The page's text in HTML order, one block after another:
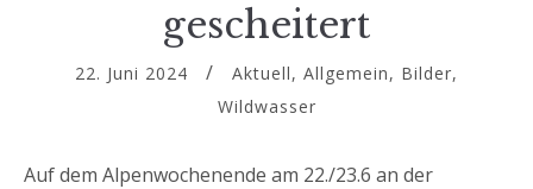
gescheitert
22. Juni 2024 Aktuell, Allgemein, Bilder,
Wildwasser
Auf dem Alpenwochenende am 22./23.6 an der